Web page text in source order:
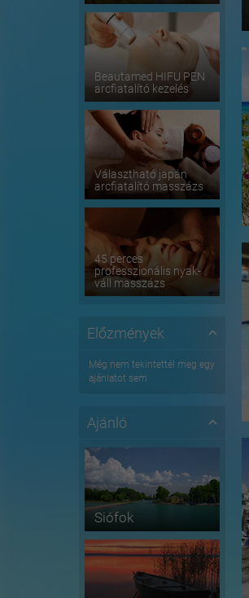
Beautamed HIFU PEN
arcfiatalító kezelés
Választható japán
arcfiatalító masszázs
45 perces
professzionális nyak-
váll masszázs
Előzmények
Még nem tekintettél meg egy
ajánlatot sem
Ajánló
Siófok